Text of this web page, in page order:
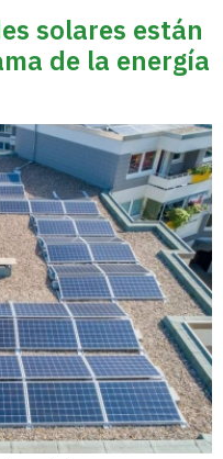
solares están
de la energía